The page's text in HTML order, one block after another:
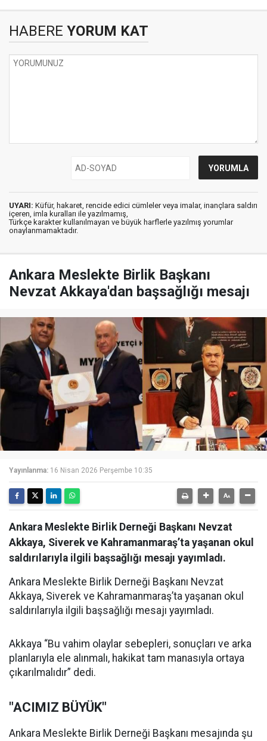
HABERE YORUM KAT
UYARI: Küfür, hakaret, rencide edici cümleler veya imalar, inançlara saldırı
içeren, imla kuralları ile yazılmamış,
Türkçe karakter kullanılmayan ve büyük harflerle yazılmış yorumlar
onaylanmamaktadır.
Ankara Meslekte Birlik Başkanı
Nevzat Akkaya'dan başsağlığı mesajı
Yayınlanma: 16 Nisan 2026 Perşembe 10:35
Ankara Meslekte Birlik Derneği Başkanı Nevzat
Akkaya, Siverek ve Kahramanmaraş’ta yaşanan okul
saldırılarıyla ilgili başsağlığı mesajı yayımladı.
Ankara Meslekte Birlik Derneği Başkanı Nevzat
Akkaya, Siverek ve Kahramanmaraş’ta yaşanan okul
saldırılarıyla ilgili başsağlığı mesajı yayımladı.
Akkaya “Bu vahim olaylar sebepleri, sonuçları ve arka
planlarıyla ele alınmalı, hakikat tam manasıyla ortaya
çıkarılmalıdır” dedi.
"ACIMIZ BÜYÜK"
Ankara Meslekte Birlik Derneği Başkanı mesajında şu